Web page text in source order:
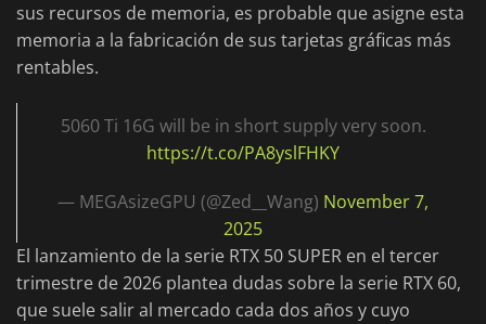
sus recursos de memoria, es probable que asigne esta
memoria a la fabricación de sus tarjetas gráficas más
rentables.
5060 Ti 16G will be in short supply very soon.
https://t.co/PA8yslFHKY
— MEGAsizeGPU (@Zed__Wang) November 7,
2025
El lanzamiento de la serie RTX 50 SUPER en el tercer
trimestre de 2026 plantea dudas sobre la serie RTX 60,
que suele salir al mercado cada dos años y cuyo